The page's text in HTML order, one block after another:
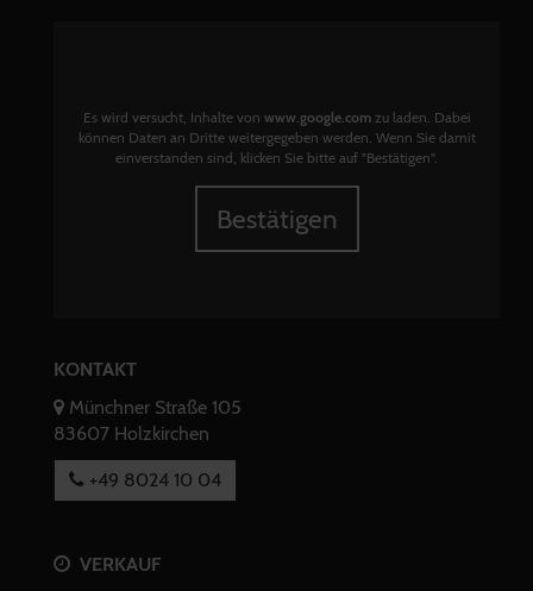
Es wird versucht, Inhalte von www.google.comzu laden. Dabei
können Daten an Dritte weitergegeben werden. Wenn Sie damit
einverstanden sind, klicken Sie bitte auf "Bestätigen".
Bestätigen
KONTAKT
Münchner Straße 105
83607 Holzkirchen
+49 8024 10 04
VERKAUF